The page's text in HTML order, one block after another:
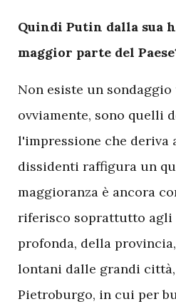
Quindi Putin dalla sua
maggior parte del
Non esiste un
ovviamente, sono quelli
l'impressione che deriva
dissidenti raffigura un
maggioranza è ancora
riferisco soprattutto agli
profonda, della
lontani dalle grandi città,
Pietroburgo, in cui per